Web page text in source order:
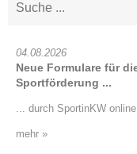
04.08.2026
Neue Formulare für
Sportförderung ...
... durch SportinKW
mehr »